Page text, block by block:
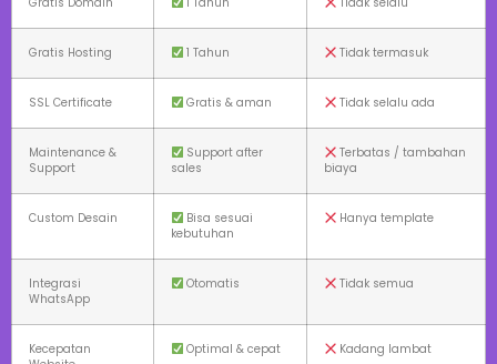
Gratis Hosting 1 Tahun Tidak termasuk
SSL Certificate Gratis & aman Tidak selalu ada
Maintenance &
Support
Support after
sales
Terbatas / tambahan
biaya
Custom Desain
Bisa sesuai
kebutuhan
Hanya template
Integrasi
WhatsApp
Otomatis Tidak semua
Kecepatan
Optimal & cepat Kadang lambat